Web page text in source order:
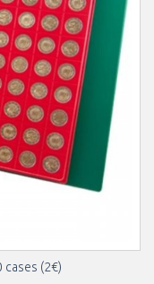
cases (2€)